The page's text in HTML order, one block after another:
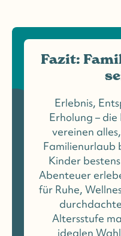
Fazit:
Erlebnis,
Erholung –
vereinen
Familienurlaub
Kinder
Abenteuer
für Ruhe,
Altersstufe
idealen